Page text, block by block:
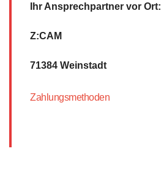
Ihr Ansprechpartner vor Ort:
Z:CAM
71384 Weinstadt
Zahlungsmethoden